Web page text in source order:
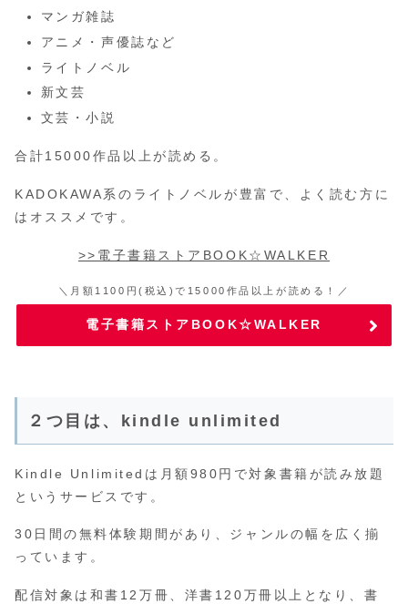
マンガ雑誌
アニメ・声優誌など
ライトノベル
新文芸
文芸・小説
合計15000作品以上が読める。
KADOKAWA系のライトノベルが豊富で、よく読む方に
はオススメです。
>>電子書籍ストアBOOK☆WALKER
＼月額1100円(税込)で15000作品以上が読める！／
電子書籍ストアBOOK☆WALKER
２つ目は、kindle unlimited
Kindle Unlimitedは月額980円で対象書籍が読み放題
というサービスです。
30日間の無料体験期間があり、ジャンルの幅を広く揃
っています。
配信対象は和書12万冊、洋書120万冊以上となり、書